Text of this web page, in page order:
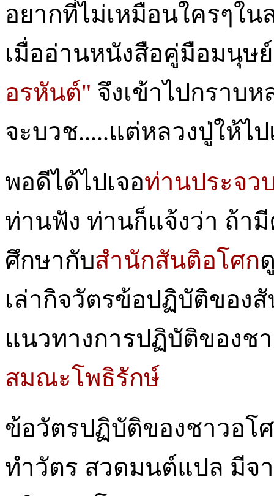
อยากที่ไม่เหมือนใครๆใ
เมื่ออ่านหนังสือคู่มือมนุษ
อรหันต์" จึงเข้าไปกราบ
จะบวช.....แต่หลวงปู่ให้ไ
พอดีได้ไปเจอท่านประจว
ท่านฟัง ท่านก็แจ้งว่า ถ้า
ศึกษากับสำนักสันติอโศก
เล่ากิจวัตรข้อปฏิบัติของ
แนวทางการปฏิบัติของช
สมณะโพธิรักษ์
ข้อวัตรปฏิบัติของชาวอโ
ทำวัตร สวดมนต์แปล มีจ